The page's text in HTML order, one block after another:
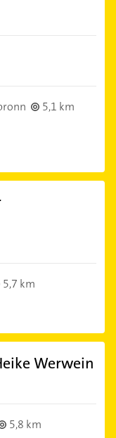
5,1 km
5,7 km
Werwein
5,8 km